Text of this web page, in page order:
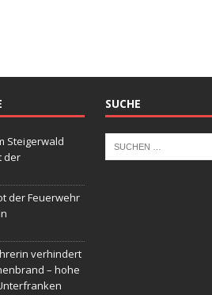
Steigerwald
der
der Feuerwehr
verhindert
– hohe
SUCHE